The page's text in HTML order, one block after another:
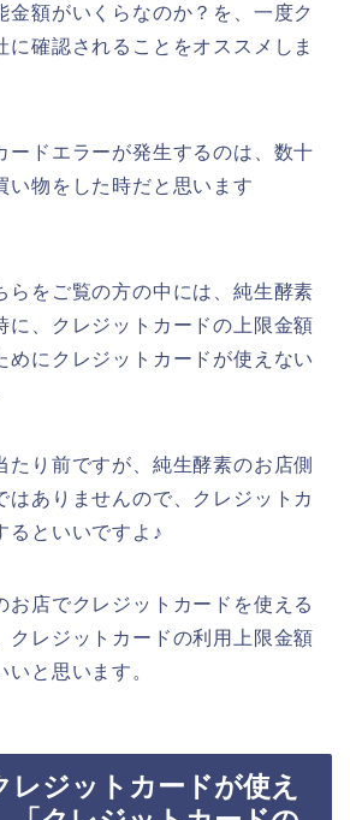
金額がいくらなのか？を、一度ク
に確認されることをオススメしま
ードエラーが発生するのは、数十
い物をした時だと思います
らをご覧の方の中には、純生酵素
に、クレジットカードの上限金額
めにクレジットカードが使えない
たり前ですが、純生酵素のお店側
はありませんので、クレジットカ
るといいですよ♪
お店でクレジットカードを使える
クレジットカードの利用上限金額
いと思います。
レジットカードが使え